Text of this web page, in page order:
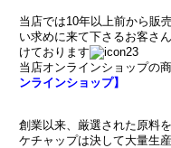
当店では10年以上前から販
い求めに来て下さるお客さ
けております
当店オンラインショップの
ンラインショップ】
創業以来、厳選された原料
ケチャップは決して大量生産